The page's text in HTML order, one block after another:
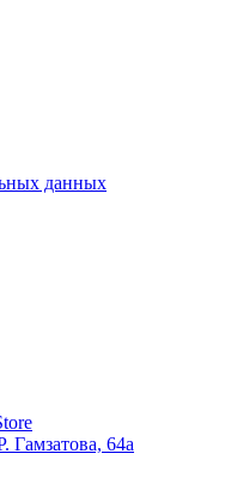
данных
Гамзатова, 64а